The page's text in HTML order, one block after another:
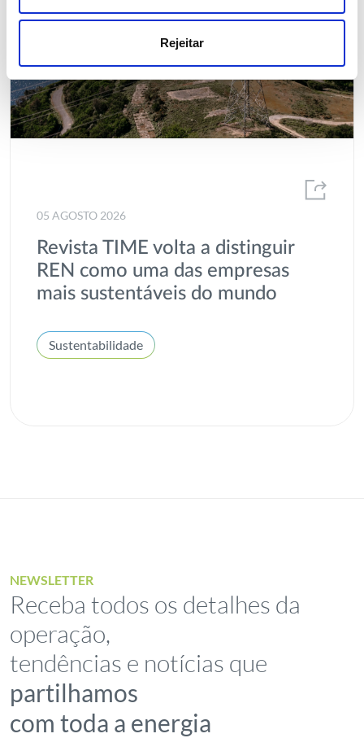
Rejeitar
05 AGOSTO 2026
Revista TIME volta a distinguir
REN como uma das empresas
mais sustentáveis do mundo
Sustentabilidade
NEWSLETTER
Receba todos os detalhes da
operação,
tendências e notícias que
partilhamos
com toda a energia